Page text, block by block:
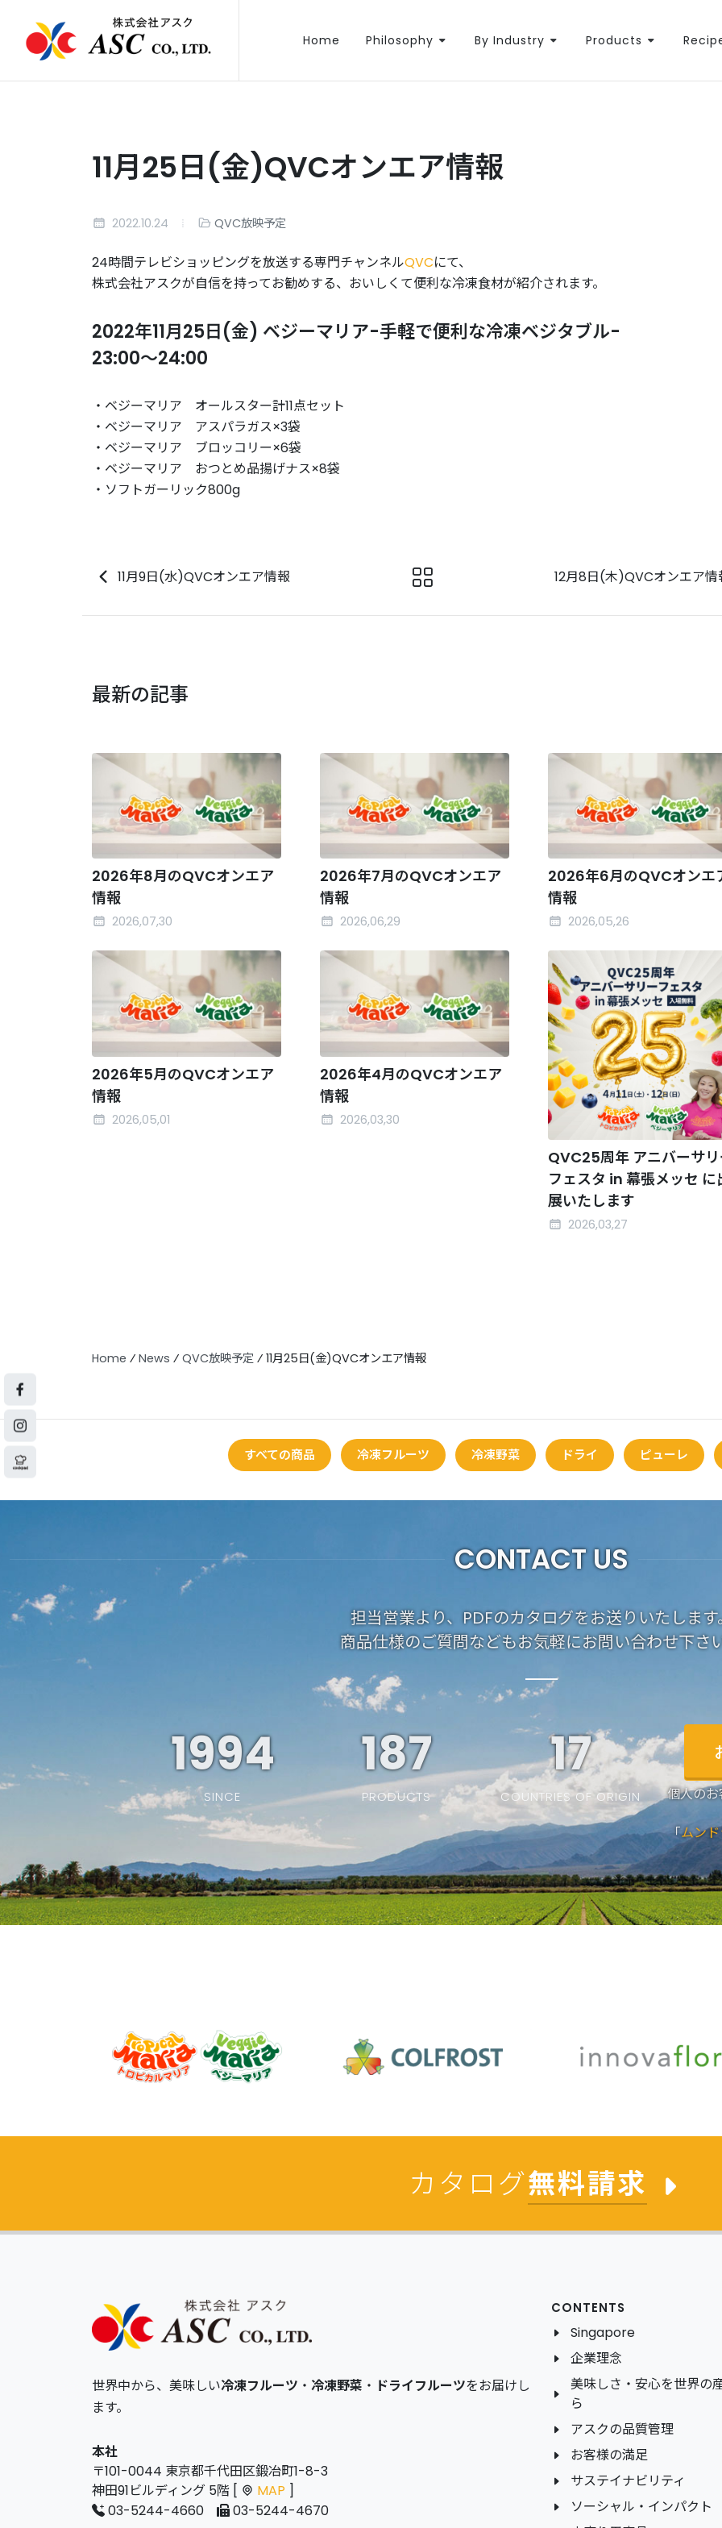
Home Philosophy By Industry Products
11月25日(金)QVCオンエア情報
2022.10.24 QVC放映予定
24時間テレビショッピングを放送する専門チャンネルQVCにて、
株式会社アスクが自信を持ってお勧めする、おいしくて便利な冷凍食材が紹介されます。
2022年11月25日(金) ベジーマリア-手軽で便利な冷凍ベジタブル-
23:00～24:00
・ベジーマリア オールスター計11点セット
・ベジーマリア アスパラガス×3袋
・ベジーマリア ブロッコリー×6袋
・ベジーマリア おつとめ品揚げナス×8袋
・ソフトガーリック800g
11月9日(水)QVCオンエア情報 12月8日(木)QVCオンエア情
最新の記事
2026年8月のQVCオンエア
情報
2026,07,30
2026年7月のQVCオンエア
情報
2026,06,29
2026年6月のQVCオンエ
情報
2026,05,26
2026年5月のQVCオンエア
情報
2026,05,01
2026年4月のQVCオンエア
情報
2026,03,30
QVC25周年 アニバーサ
フェスタ in 幕張メッセ に
展いたします
2026,03,27
Home ⁄ News ⁄ QVC放映予定 ⁄ 11月25日(金)QVCオンエア情報
すべての商品 冷凍フルーツ 冷凍野菜 ドライ ピューレ
CONTACT US
担当営業より、PDFのカタログをお送りいたします
商品仕様のご質問などもお気軽にお問い合わせ下さ
1994
SINCE
187
PRODUCTS
19
COUNTRIES OF ORIGIN 個人の
「ムン
カタログ無料請求
世界中から、美味しい冷凍フルーツ ・ 冷凍野菜 ・ ドライフルーツをお届けし
ます。
本社
〒101-0044 東京都千代田区鍛冶町1-8-3
神田91ビルディング 5階 [
MAP ]
03-5244-4660
03-5244-4670
CONTENTS
Singapore
企業理念
美味しさ・安心を世界の
ら
アスクの品質管理
お客様の満足
サステイナビリティ
ソーシャル・インパクト